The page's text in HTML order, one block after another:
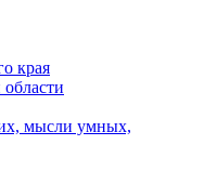
края
области
мысли умных,